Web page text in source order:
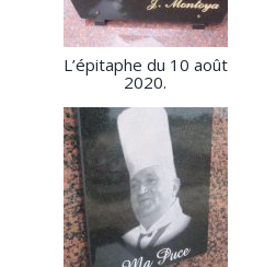
L’épitaphe du 10 août
2020.